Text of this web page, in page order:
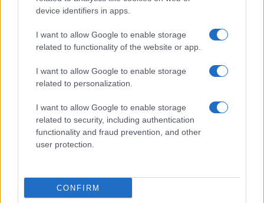
device identifiers in apps.
I want to allow Google to enable storage
related to functionality of the website or app.
I want to allow Google to enable storage
related to personalization.
I want to allow Google to enable storage
related to security, including authentication
functionality and fraud prevention, and other
user protection.
CONFIRM
CHI SIAMO CONTATTI PUBBLICITÀ LAVORA CON NOI
OTTO CHANNEL
Iscritto al Registro degli Operatori di Comunicazione n. 37512
© Riproduzione Riservata – Ne è consentita esclusivamente una
riproduzione parziale con citazione della fonte corretta